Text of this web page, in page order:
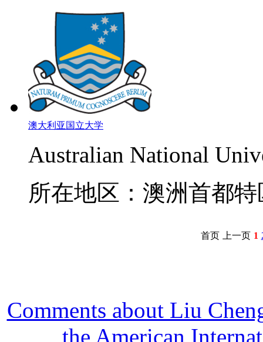
澳大利亚国立大学
Australian National
所在地区：澳洲首都特
首页 上一页 1
Comments about Liu
the American